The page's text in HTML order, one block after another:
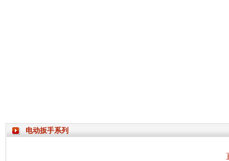
电动扳手系列